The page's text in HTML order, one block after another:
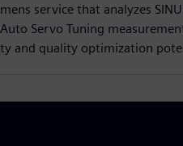
service that analyzes
Servo Tuning
and quality optimization